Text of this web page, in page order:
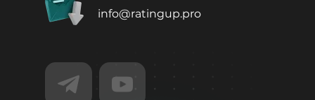
info@ratingup.pro